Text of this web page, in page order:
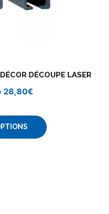
DÉCOUPE LASER
28,80€